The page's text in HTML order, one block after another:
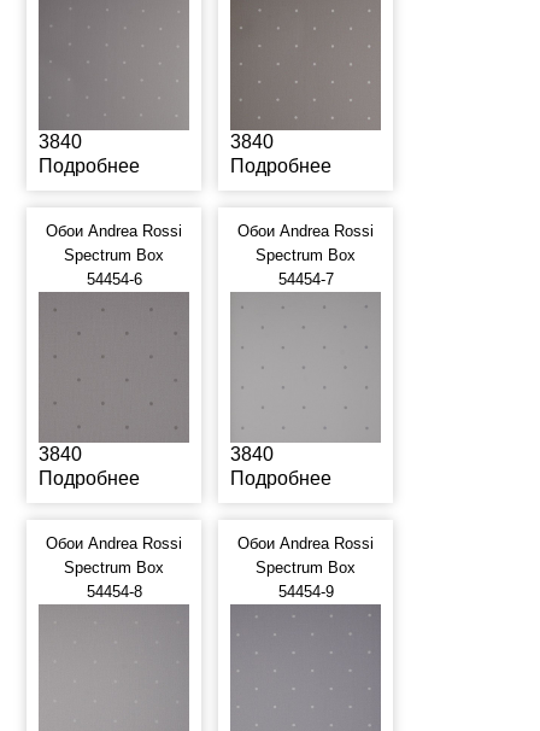
3840
Подробнее
3840
Подробнее
Обои Andrea Rossi
Spectrum Box
54454-6
3840
Подробнее
Обои Andrea Rossi
Spectrum Box
54454-7
3840
Подробнее
Обои Andrea Rossi
Spectrum Box
54454-8
Обои Andrea Rossi
Spectrum Box
54454-9